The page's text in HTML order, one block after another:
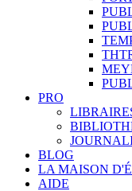
PRO
BLOG
LA MAISON
AIDE